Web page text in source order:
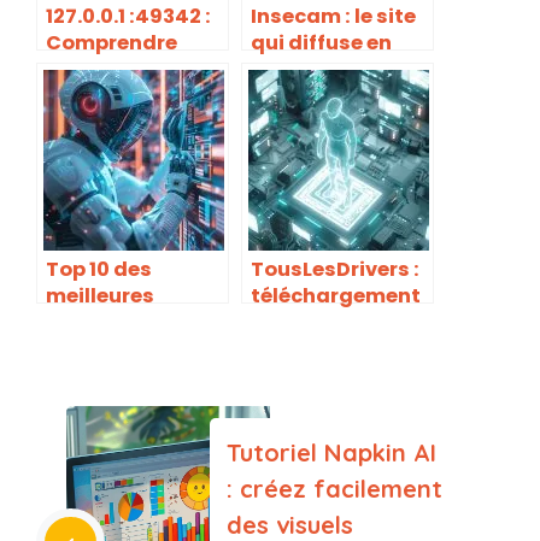
127.0.0.1 :49342 :
Comprendre
cette adresse IP
localhost, ses
ports et
comment y
accéder
Insecam : le site
qui diffuse en
direct des
milliers de
caméras de
sécurité mal
protégées
Top 10 des
meilleures
Windows en 2025
TousLesDrivers :
téléchargement
Tutoriel Napkin AI
: créez facilement
des visuels